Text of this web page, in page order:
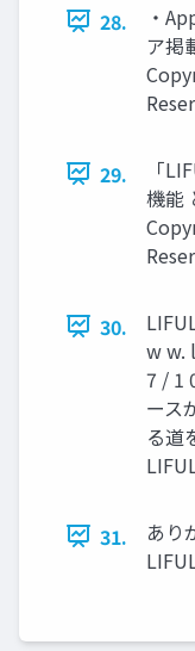
28.
・
ア掲
29.
「
機能
30.
w w.
7 / 1
ース
る道
31.
あり